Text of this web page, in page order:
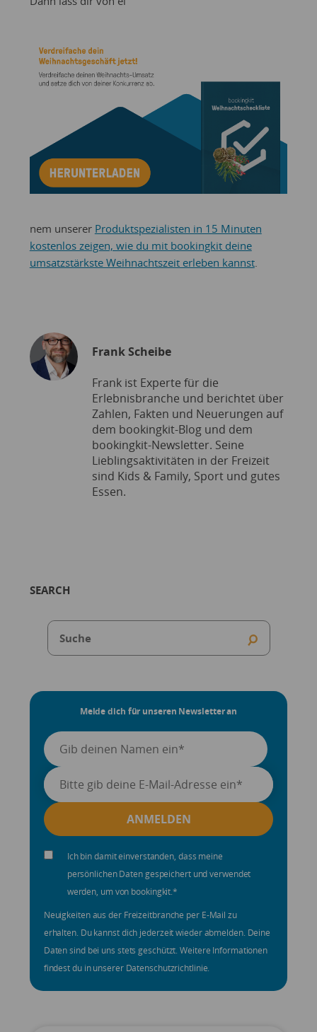
nem unserer Produktspezialisten in 15 Minuten
kostenlos zeigen, wie du mit bookingkit deine
umsatzstärkste Weihnachtszeit erleben kannst.
SEARCH
Melde dich für unseren Newsletter an
Ich bin damit einverstanden, dass meine
persönlichen Daten gespeichert und verwendet
werden, um von bookingkit.*
Neuigkeiten aus der Freizeitbranche per E-Mail zu
erhalten. Du kannst dich jederzeit wieder abmelden. Deine
Daten sind bei uns stets geschützt. Weitere Informationen
findest du in unserer Datenschutzrichtlinie.
Frank Scheibe
Frank ist Experte für die
Erlebnisbranche und berichtet über
Zahlen, Fakten und Neuerungen auf
dem bookingkit-Blog und dem
bookingkit-Newsletter. Seine
Lieblingsaktivitäten in der Freizeit
sind Kids & Family, Sport und gutes
Essen.